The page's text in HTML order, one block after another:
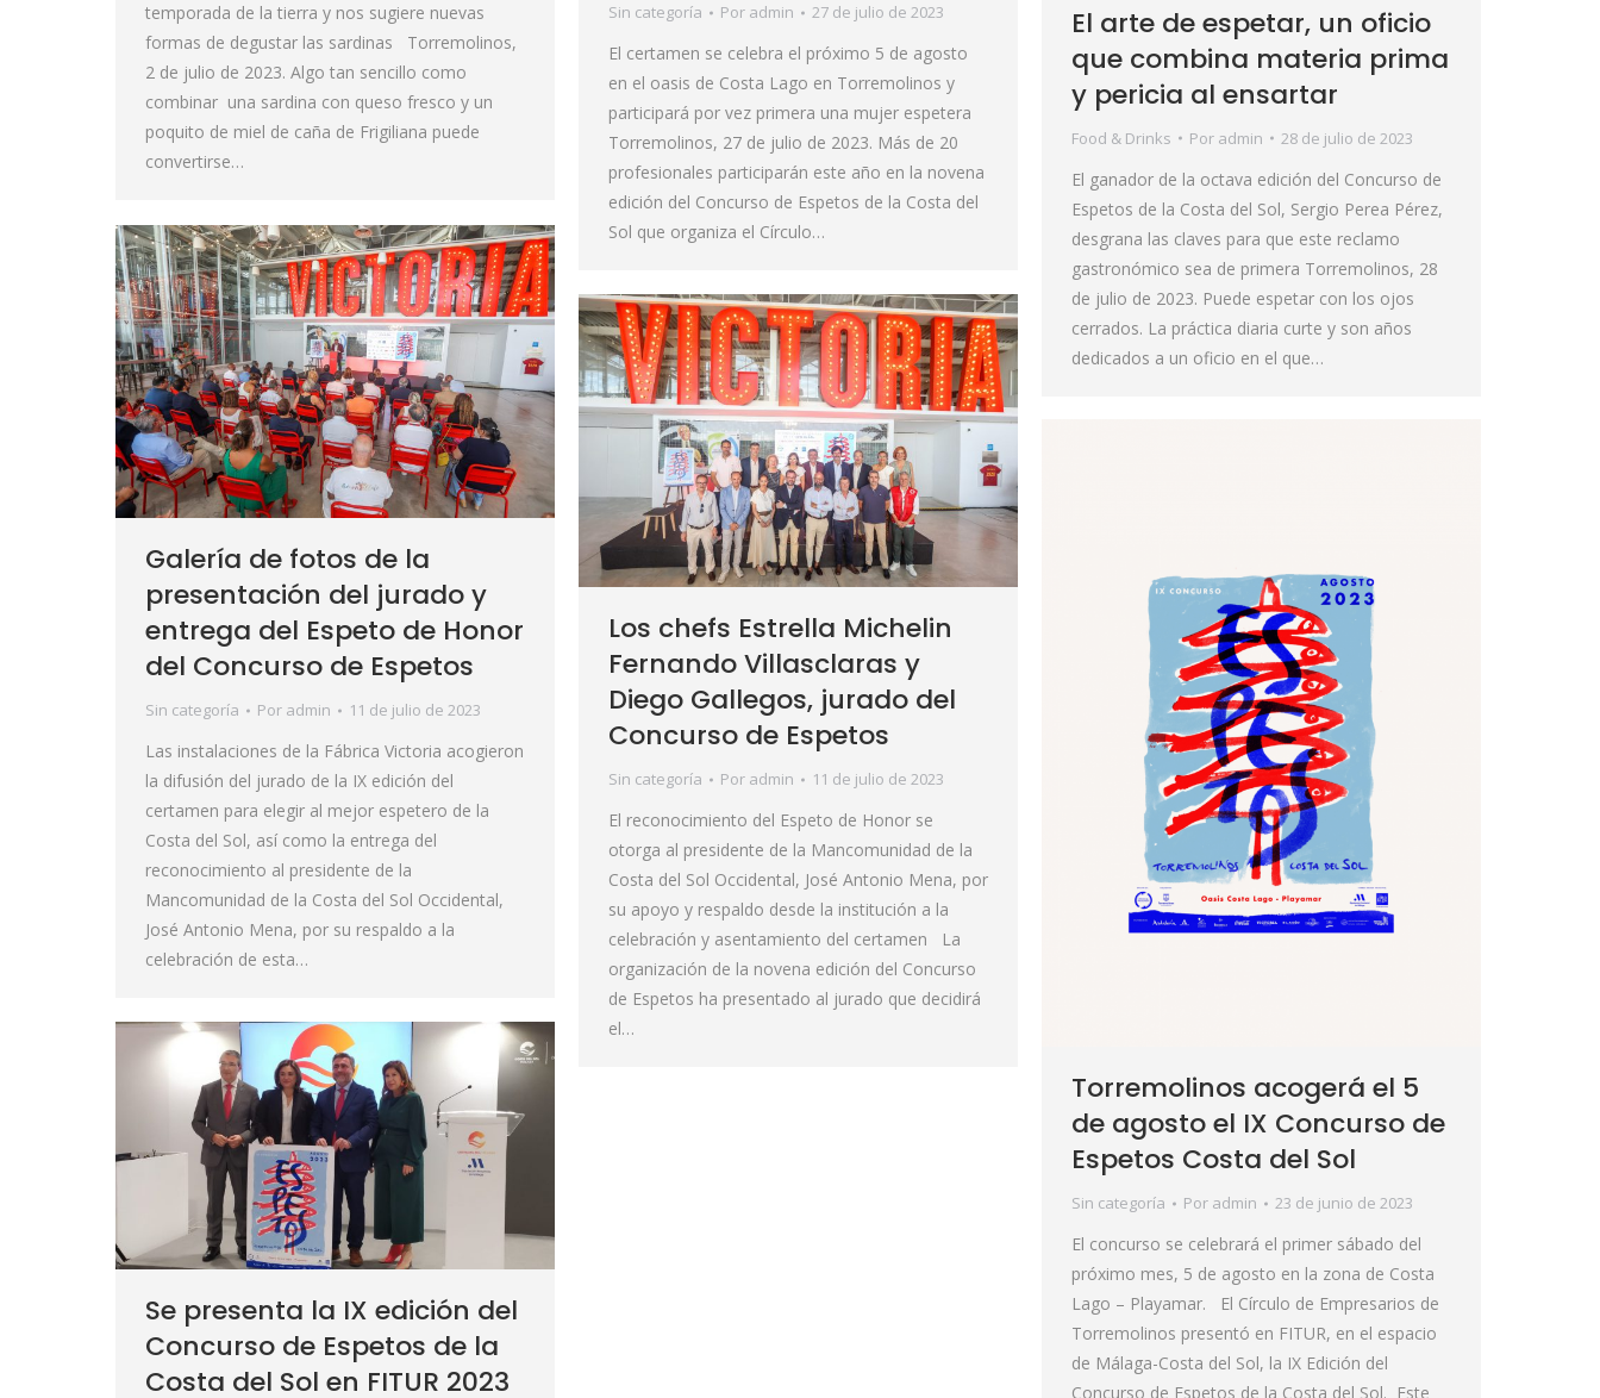
temporada de la tierra y nos sugiere nuevas
formas de degustar las sardinas Torremolinos,
2 de julio de 2023. Algo tan sencillo como
combinar una sardina con queso fresco y un
poquito de miel de caña de Frigiliana puede
convertirse…
El arte de espetar, un oficio
que combina materia prima
y pericia al ensartar
Food & Drinks Por admin 28 de julio de 2023
El ganador de la octava edición del Concurso de
Espetos de la Costa del Sol, Sergio Perea Pérez,
desgrana las claves para que este reclamo
gastronómico sea de primera Torremolinos, 28
de julio de 2023. Puede espetar con los ojos
cerrados. La práctica diaria curte y son años
dedicados a un oficio en el que…
Sin categoría Por admin 27 de julio de 2023
El certamen se celebra el próximo 5 de agosto
en el oasis de Costa Lago en Torremolinos y
participará por vez primera una mujer espetera
Torremolinos, 27 de julio de 2023. Más de 20
profesionales participarán este año en la novena
edición del Concurso de Espetos de la Costa del
Sol que organiza el Círculo…
Galería de fotos de la
presentación del jurado y
entrega del Espeto de Honor
del Concurso de Espetos
Sin categoría Por admin 11 de julio de 2023
Las instalaciones de la Fábrica Victoria acogieron
la difusión del jurado de la IX edición del
certamen para elegir al mejor espetero de la
Costa del Sol, así como la entrega del
reconocimiento al presidente de la
Mancomunidad de la Costa del Sol Occidental,
José Antonio Mena, por su respaldo a la
celebración de esta…
Los chefs Estrella Michelin
Fernando Villasclaras y
Diego Gallegos, jurado del
Concurso de Espetos
Sin categoría Por admin 11 de julio de 2023
El reconocimiento del Espeto de Honor se
otorga al presidente de la Mancomunidad de la
Costa del Sol Occidental, José Antonio Mena, por
su apoyo y respaldo desde la institución a la
celebración y asentamiento del certamen La
organización de la novena edición del Concurso
de Espetos ha presentado al jurado que decidirá
el…
Torremolinos acogerá el 5
de agosto el IX Concurso de
Espetos Costa del Sol
Sin categoría Por admin 23 de junio de 2023
El concurso se celebrará el primer sábado del
próximo mes, 5 de agosto en la zona de Costa
Lago – Playamar. El Círculo de Empresarios de
Torremolinos presentó en FITUR, en el espacio
de Málaga-Costa del Sol, la IX Edición del
Concurso de Espetos de la Costa del Sol. Este
Se presenta la IX edición del
Concurso de Espetos de la
Costa del Sol en FITUR 2023